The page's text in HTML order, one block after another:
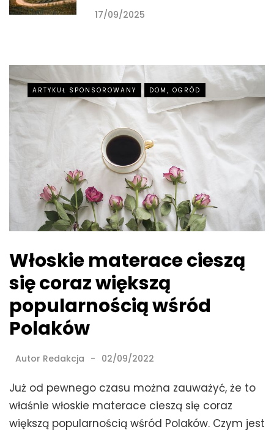
17/09/2025
ARTYKUŁ SPONSOROWANY DOM, OGRÓD
Włoskie materace cieszą
się coraz większą
popularnością wśród
Polaków
Autor Redakcja 02/09/2022
Już od pewnego czasu można zauważyć, że to
właśnie włoskie materace cieszą się coraz
większą popularnością wśród Polaków. Czym jest